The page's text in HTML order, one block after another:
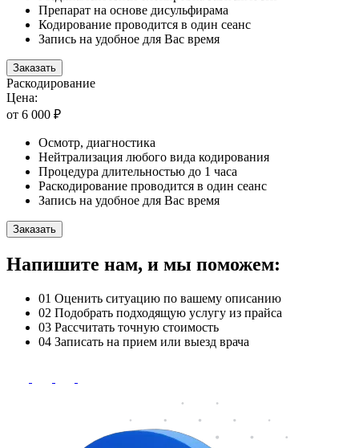
Препарат на основе дисульфирама
Кодирование проводится в один сеанс
Запись на удобное для Вас время
Заказать
Раскодирование
Цена:
от 6 000 ₽
Осмотр, диагностика
Нейтрализация любого вида кодирования
Процедура длительностью до 1 часа
Раскодирование проводится в один сеанс
Запись на удобное для Вас время
Заказать
Напишите нам, и мы поможем:
01 Оценить ситуацию по вашему описанию
02 Подобрать подходящую услугу из прайса
03 Рассчитать точную стоимость
04 Записать на прием или выезд врача